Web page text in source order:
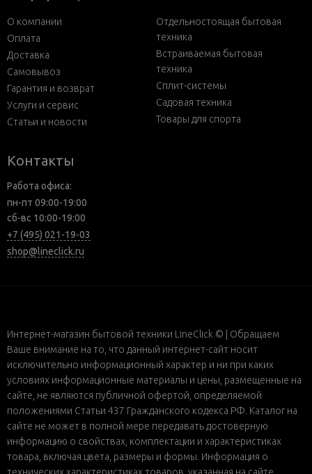
О компании
Оплата
Доставка
Самовывоз
Гарантия и возврат
Услуги и сервис
Статьи и новости
Отдельностоящая бытовая
техника
Встраиваемая бытовая
техника
Сплит-системы
Садовая техника
Товары для спорта
Контакты
Работа офиса:
пн-пт 09:00-19:00
сб-вс 10:00-19:00
+7 (495) 021-19-03
shop@lineclick.ru
Интернет-магазин бытовой техники LineClick © | Обращаем
Ваше внимание на то, что данный интернет-сайт носит
исключительно информационный характер и ни при каких
условиях информационные материалы и цены, размещенные на
сайте, не являются публичной офертой, определяемой
положениями Статьи 437 Гражданского кодекса РФ. Каталог на
сайте не может в полной мере передавать достоверную
информацию о свойствах, комплектации и характеристиках
товара, включая цвета, размеры и формы. Информация о